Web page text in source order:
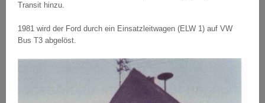
Transit hinzu.
1981 wird der Ford durch ein Einsatzleitwagen (ELW 1) auf VW
Bus T3 abgelöst.